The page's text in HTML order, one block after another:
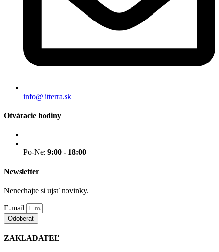
info@litterra.sk
Otváracie hodiny
Po-Ne: 9:00 - 18:00
Newsletter
Nenechajte si ujsť novinky.
E-mail
Odoberať
ZAKLADATEĽ